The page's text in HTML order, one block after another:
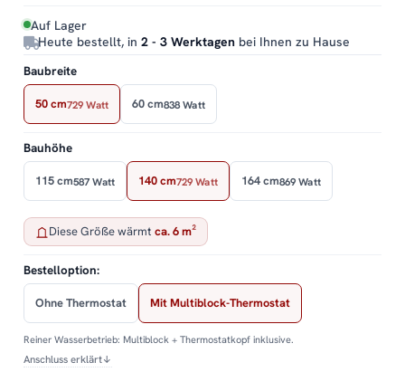
Auf Lager
Heute bestellt, in 2 - 3 Werktagen bei Ihnen zu Hause
Baubreite
50 cm729 Watt 60 cm838 Watt
Bauhöhe
115 cm587 Watt 140 cm729 Watt 164 cm869 Watt
Diese Größe wärmt ca. 6 m²
Bestelloption:
Ohne Thermostat Mit Multiblock-Thermostat
Reiner Wasserbetrieb: Multiblock + Thermostatkopf inklusive.
Anschluss erklärt↓